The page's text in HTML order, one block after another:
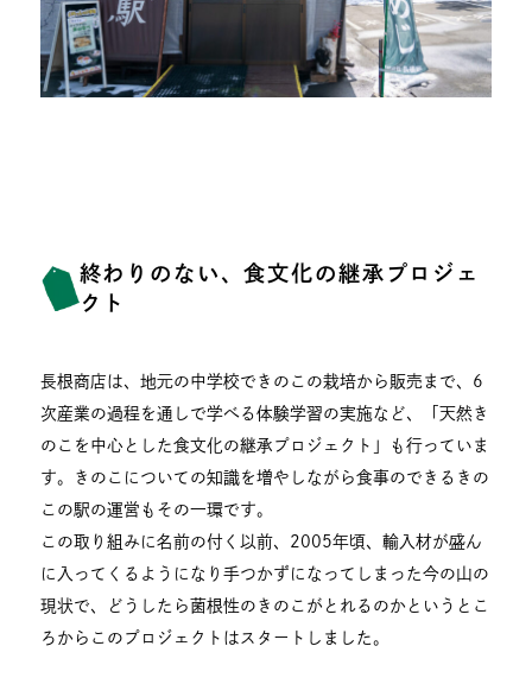
終わりのない、食文化の継承プロジェ
クト
長根商店は、地元の中学校できのこの栽培から販売まで、6
次産業の過程を通しで学べる体験学習の実施など、「天然き
のこを中心とした食文化の継承プロジェクト」も行っていま
す。きのこについての知識を増やしながら食事のできるきの
この駅の運営もその一環です。
この取り組みに名前の付く以前、2005年頃、輸入材が盛ん
に入ってくるようになり手つかずになってしまった今の山の
現状で、どうしたら菌根性のきのこがとれるのかというとこ
ろからこのプロジェクトはスタートしました。